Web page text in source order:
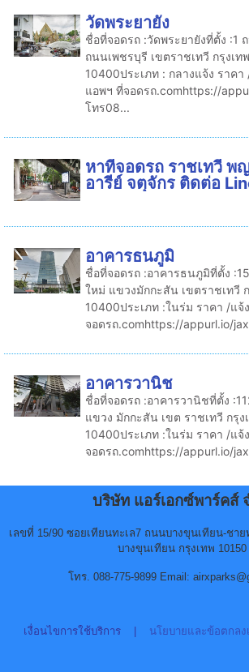
วัดพระยายัง
ชื่อที่จอดรถ :วัดพระยายังที่ตั้ง :1
ถนนเพชรบุรี เขตราชเทวี กรุงเท
10400ประเภท : กลางแจ้ง ราค
แอพฯ ที่จอดรถ.comhttps://
โทร08...
หาที่จอดรถ ราชเทวี พ
อารีย์ จตุจักร ติดต่อ
อาคารธนภูมิ
ชื่อที่จอดรถ :อาคารธนภูมิที่ตั้ง
ใหม่ แขวงมักกะสัน เขตราชเทวี
10400ประเภท :ในร่ม ราคา /แ
จอดรถ.comhttps://appurl.io/
อาคารวานิช
ชื่อที่จอดรถ :อาคารวานิชที่ตั้ง
แขวง มักกะสัน เขต ราชเทวี กรุ
10400ประเภท :ในร่ม ราคา /แ
จอดรถ.comhttps://appurl.io/
บริษัท แอร์เอกซ์พาร์คส์
เลขที่ 15/90 ซอยเทียนทะเล7 ถนนบางขุนเทียน-ชา
บางขุนเทียน กรุงเทพ 10150
โทร. 088-775-9899 Email:
เงื่อนไขการใช้บริการ| นโยบายและข้อตกลง